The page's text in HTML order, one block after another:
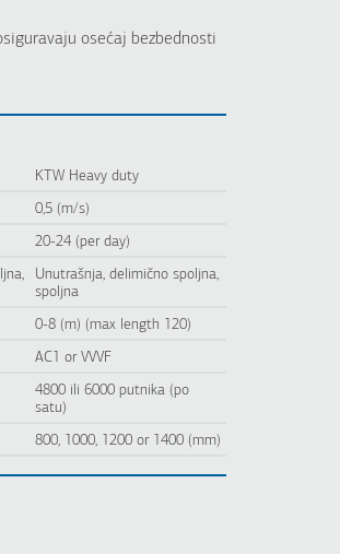
osećaj bezbednosti
KTW Heavy duty
0,5 (m/s)
20-24 (per day)
Unutrašnja, delimično spoljna,
spoljna
0-8 (m) (max length 120)
AC1 or VVVF
4800 ili 6000 putnika (po
satu)
800, 1000, 1200 or 1400 (mm)